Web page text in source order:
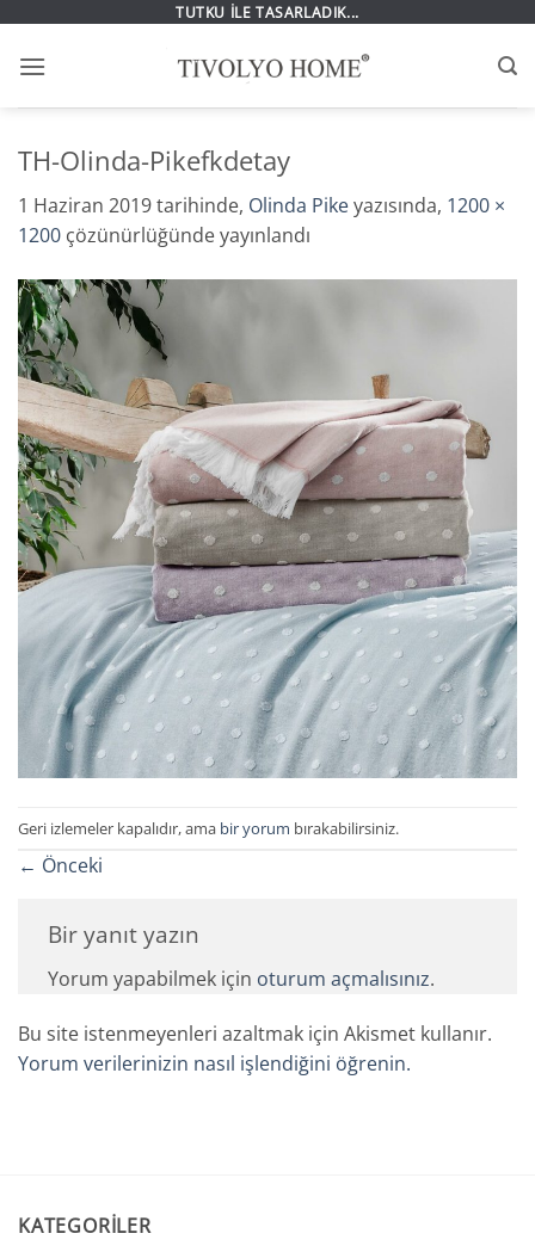
TUTKU İLE TASARLADIK...
TH-Olinda-Pikefkdetay
1 Haziran 2019tarihinde, Olinda Pikeyazısında, 1200 ×
1200 çözünürlüğünde yayınlandı
Geri izlemeler kapalıdır, ama bir yorum bırakabilirsiniz.
← Önceki
Bir yanıt yazın
Yorum yapabilmek için oturum açmalısınız.
Bu site istenmeyenleri azaltmak için Akismet kullanır.
Yorum verilerinizin nasıl işlendiğini öğrenin.
KATEGORILER